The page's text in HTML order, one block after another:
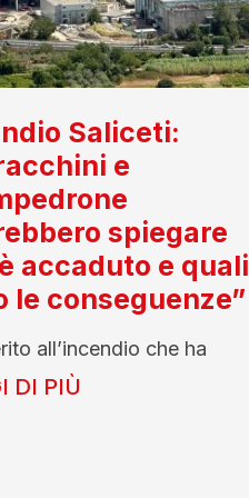
Saliceti:
e
spiegare
accaduto e quali
le conseguenze”
all’incendio che ha
DI PIÙ